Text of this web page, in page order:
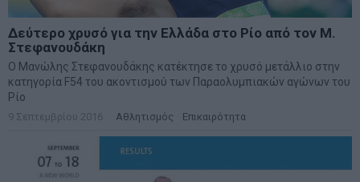
Δεύτερο χρυσό για την Ελλάδα στο Ρίο από τον Μ.
Στεφανουδάκη
Ο Μανώλης Στεφανουδάκης κατέκτησε το χρυσό μετάλλιο στην
κατηγορία F54 του ακοντισμού των Παραολυμπιακών αγώνων του
Ρίο
9 Σεπτεμβρίου 2016 Αθλητισμός Επικαιρότητα